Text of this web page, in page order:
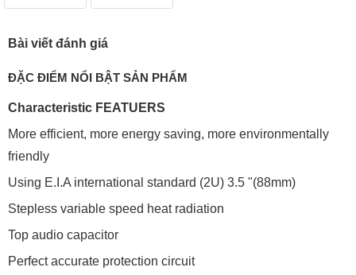
Bài viết đánh giá
ĐẶC ĐIỂM NỔI BẬT SẢN PHẨM
Characteristic FEATUERS
More efficient, more energy saving, more environmentally
friendly
Using E.I.A international standard (2U) 3.5 "(88mm)
Stepless variable speed heat radiation
Top audio capacitor
Perfect accurate protection circuit